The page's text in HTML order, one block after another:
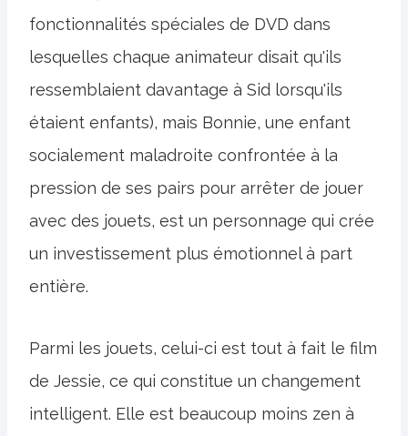
fonctionnalités spéciales de DVD dans
lesquelles chaque animateur disait qu'ils
ressemblaient davantage à Sid lorsqu'ils
étaient enfants), mais Bonnie, une enfant
socialement maladroite confrontée à la
pression de ses pairs pour arrêter de jouer
avec des jouets, est un personnage qui crée
un investissement plus émotionnel à part
entière.
Parmi les jouets, celui-ci est tout à fait le film
de Jessie, ce qui constitue un changement
intelligent. Elle est beaucoup moins zen à